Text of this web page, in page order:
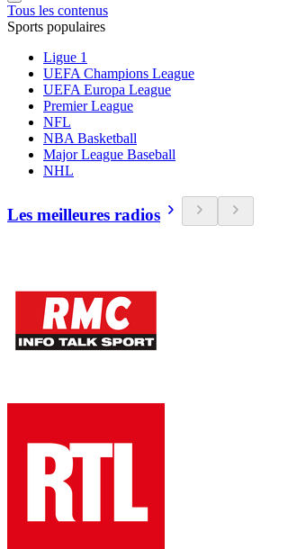
Tous les contenus
Sports populaires
Ligue 1
UEFA Champions League
UEFA Europa League
Premier League
NFL
NBA Basketball
Major League Baseball
NHL
Les meilleures radios